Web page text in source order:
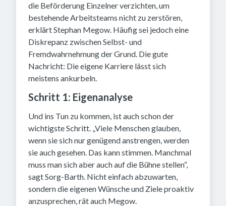
die Beförderung Einzelner verzichten, um
bestehende Arbeitsteams nicht zu zerstören,
erklärt Stephan Megow. Häufig sei jedoch eine
Diskrepanz zwischen Selbst- und
Fremdwahrnehmung der Grund. Die gute
Nachricht: Die eigene Karriere lässt sich
meistens ankurbeln.
Schritt 1: Eigenanalyse
Und ins Tun zu kommen, ist auch schon der
wichtigste Schritt. „Viele Menschen glauben,
wenn sie sich nur genügend anstrengen, werden
sie auch gesehen. Das kann stimmen. Manchmal
muss man sich aber auch auf die Bühne stellen“,
sagt Sorg-Barth. Nicht einfach abzuwarten,
sondern die eigenen Wünsche und Ziele proaktiv
anzusprechen, rät auch Megow.